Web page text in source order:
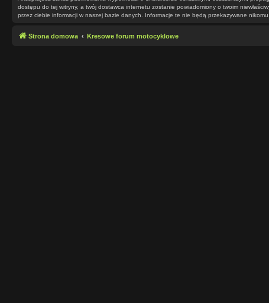
dostępu do tej witryny, a twój dostawca internetu zostanie powiadomiony o twoim
przez ciebie informacji w naszej bazie danych. Informacje te nie będą przekazywane
Strona domowa Kresowe forum motocyklowe